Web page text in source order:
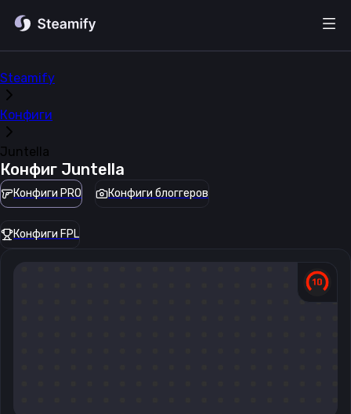
Steamify
Конфиги
Juntella
Конфиг Juntella
Конфиги PRO Конфиги блоггеров
Конфиги FPL